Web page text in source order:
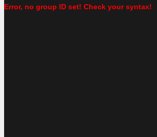
Error, no group ID set! Check your syntax!